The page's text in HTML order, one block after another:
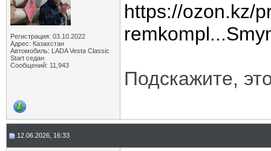
Регистрация: 03.10.2022
Адрес: Казахстан
Автомобиль: LADA Vesta Classic
Start седан
Сообщений: 11,943
https://ozon.kz/
Подскажите,
12.06.2026, 16:33